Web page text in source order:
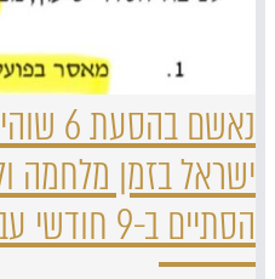
נאשם
ישראל בזמן מלחמה
הסתיים ב-9 חודשי עבודות שירות בלבד